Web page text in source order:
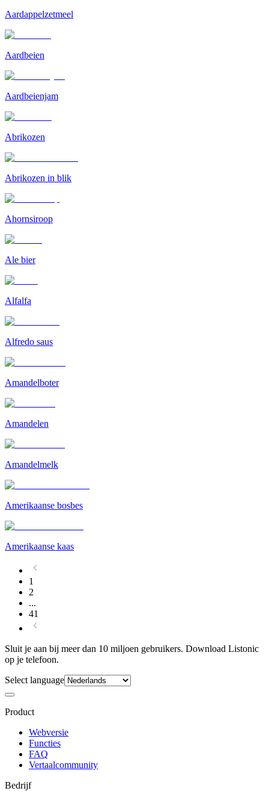
Aardappelzetmeel
Aardbeien
Aardbeienjam
Abrikozen
Abrikozen in blik
Ahornsiroop
Ale bier
Alfalfa
Alfredo saus
Amandelboter
Amandelen
Amandelmelk
Amerikaanse bosbes
Amerikaanse kaas
1
2
...
41
Sluit je aan bij meer dan 10 miljoen gebruikers. Download Listonic
op je telefoon.
Select language
Product
Webversie
Functies
FAQ
Vertaalcommunity
Bedrijf